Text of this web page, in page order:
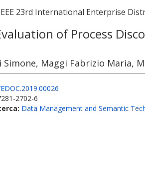
23rd International Enterprise
of Process
Maggi Fabrizio Maria,
2702-6
Data Management and Semantic